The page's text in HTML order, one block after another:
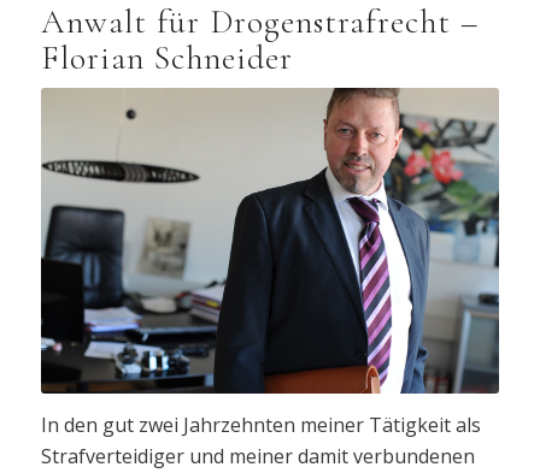
Anwalt für Drogenstrafrecht –
Florian Schneider
In den gut zwei Jahrzehnten meiner Tätigkeit als
Strafverteidiger und meiner damit verbundenen